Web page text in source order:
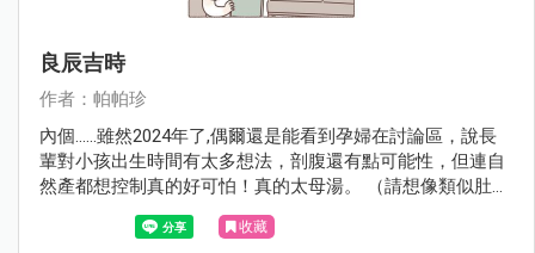
良辰吉時
作者：帕帕珍
內個......雖然2024年了,偶爾還是能看到孕婦在討論區，說長
輩對小孩出生時間有太多想法，剖腹還有點可能性，但連自
然產都想控制真的好可怕！真的太母湯。 （請想像類似肚子
痛又被車子輾過肚子，然後又想大便被要求憋住的感受）
收藏